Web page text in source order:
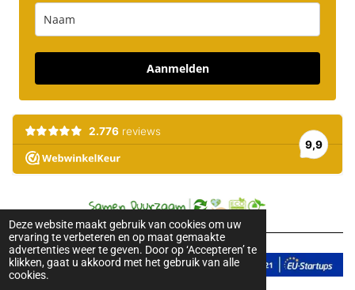
Deze website maakt gebruik van cookies om uw
ervaring te verbeteren en op maat gemaakte
advertenties weer te geven. Door op ‘Accepteren’ te
klikken, gaat u akkoord met het gebruik van alle
cookies.
Aanmelden